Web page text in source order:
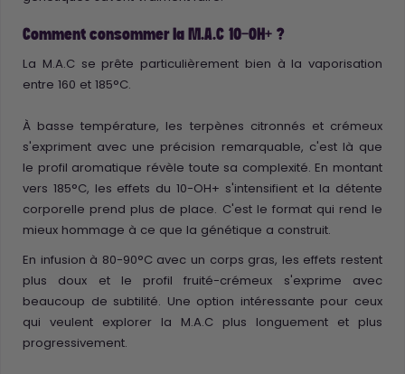
Comment consommer la M.A.C 10-OH+ ?
La M.A.C se prête particulièrement bien à la vaporisation
entre 160 et 185°C.
À basse température, les terpènes citronnés et crémeux
s'expriment avec une précision remarquable, c'est là que
le profil aromatique révèle toute sa complexité. En montant
vers 185°C, les effets du 10-OH+ s'intensifient et la détente
corporelle prend plus de place. C'est le format qui rend le
mieux hommage à ce que la génétique a construit.
En infusion à 80-90°C avec un corps gras, les effets restent
plus doux et le profil fruité-crémeux s'exprime avec
beaucoup de subtilité. Une option intéressante pour ceux
qui veulent explorer la M.A.C plus longuement et plus
progressivement.